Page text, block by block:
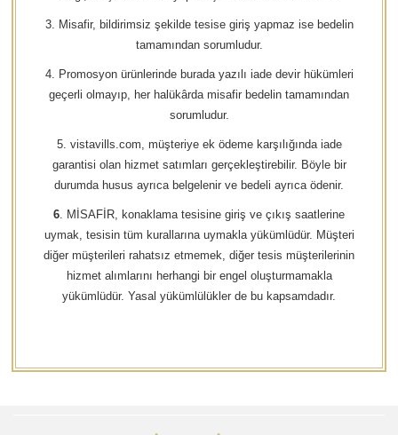
3. Misafir, bildirimsiz şekilde tesise giriş yapmaz ise bedelin
tamamından sorumludur.
4. Promosyon ürünlerinde burada yazılı iade devir hükümleri
geçerli olmayıp, her halükârda misafir bedelin tamamından
sorumludur.
5. vistavills.com, müşteriye ek ödeme karşılığında iade
garantisi olan hizmet satımları gerçekleştirebilir. Böyle bir
durumda husus ayrıca belgelenir ve bedeli ayrıca ödenir.
6. MİSAFİR, konaklama tesisine giriş ve çıkış saatlerine
uymak, tesisin tüm kurallarına uymakla yükümlüdür. Müşteri
diğer müşterileri rahatsız etmemek, diğer tesis müşterilerinin
hizmet alımlarını herhangi bir engel oluşturmamakla
yükümlüdür. Yasal yükümlülükler de bu kapsamdadır.